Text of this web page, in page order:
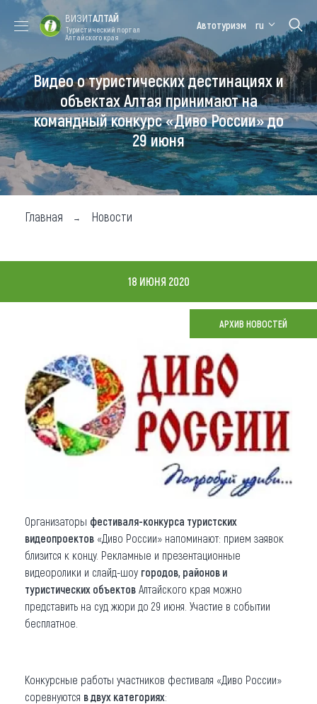
Форум VISIT
ALTAI
Цветение
маральника
Медицинский
форум
Алтайская
зимовка
Туры
Где побывать
Чем заняться
Где остановиться
О регионе
Коллекция впечатлений
Другие рубрики
ВИЗИТАЛТАЙ
Туристический портал
Алтайского края
Автотуризм ru
Видео о туристических дестинациях и
объектах Алтая принимают на
командный конкурс «Диво России» до
29 июня
Главная Новости
18 ИЮНЯ 2020
АРХИВ НОВОСТЕЙ
Организаторы фестиваля-конкурса туристских
видеопроектов «Диво России» напоминают: прием заявок
близится к концу. Рекламные и презентационные
видеоролики и слайд-шоу городов, районов и
туристических объектов Алтайского края можно
представить на суд жюри до 29 июня. Участие в событии
бесплатное.
Конкурсные работы участников фестиваля «Диво России»
соревнуются в двух категориях: